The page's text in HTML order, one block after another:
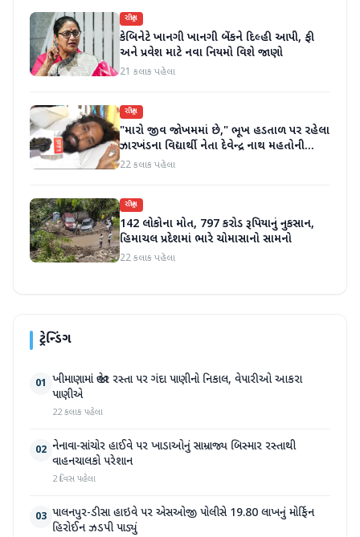
રાષ્ટ્રીય
કેબિનેટે ખાનગી ખાનગી બેંકને દિલ્હી આપી, ફી
અને પ્રવેશ માટે નવા નિયમો વિશે જાણો
21 કલાક પહેલા
રાષ્ટ્રીય
"મારો જીવ જોખમમાં છે," ભૂખ હડતાળ પર રહેલા
ઝારખંડના વિદ્યાર્થી નેતા દેવેન્દ્ર નાથ મહતોની
તબિયત ખરાબ
22 કલાક પહેલા
રાષ્ટ્રીય
142 લોકોના મોત, 797 કરોડ રૂપિયાનું નુકસાન,
હિમાચલ પ્રદેશમાં ભારે ચોમાસાનો સામનો
22 કલાક પહેલા
ટ્રેન્ડિંગ
01 ખીમાણામાં જાહેર રસ્તા પર ગંદા પાણીનો નિકાલ, વેપારીઓ આકરા
પાણીએ
22 કલાક પહેલા
02 નેનાવા-સાંચોર હાઈવે પર ખાડાઓનું સામ્રાજ્ય બિસ્માર રસ્તાથી
વાહનચાલકો પરેશાન
2 દિવસ પહેલા
03 પાલનપુર-ડીસા હાઇવે પર એસઓજી પોલીસે 19.80 લાખનું મોર્ફિન
હિરોઈન ઝડપી પાડ્યું